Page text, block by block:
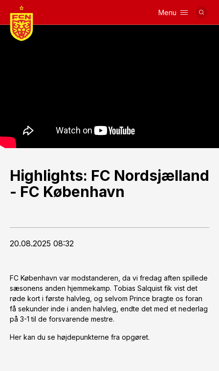
Menu
Highlights: FC Nordsjælland
- FC København
20.08.2025 08:32
FC København var modstanderen, da vi fredag aften spillede
sæsonens anden hjemmekamp. Tobias Salquist fik vist det
røde kort i første halvleg, og selvom Prince bragte os foran
få sekunder inde i anden halvleg, endte det med et nederlag
på 3-1 til de forsvarende mestre.
Her kan du se højdepunkterne fra opgøret.